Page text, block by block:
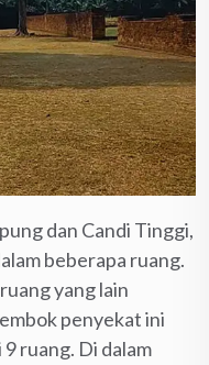
dan Candi Tinggi,
beberapa ruang.
yang lain
penyekat ini
ruang. Di dalam